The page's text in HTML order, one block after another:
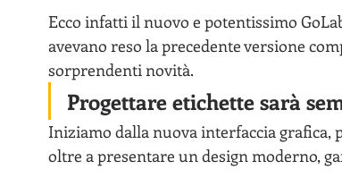
Ecco infatti il nuovo e potentissimo
avevano reso la precedente versione
sorprendenti novità.
Progettare etichette sarà
Iniziamo dalla nuova interfaccia
oltre a presentare un design moderno,